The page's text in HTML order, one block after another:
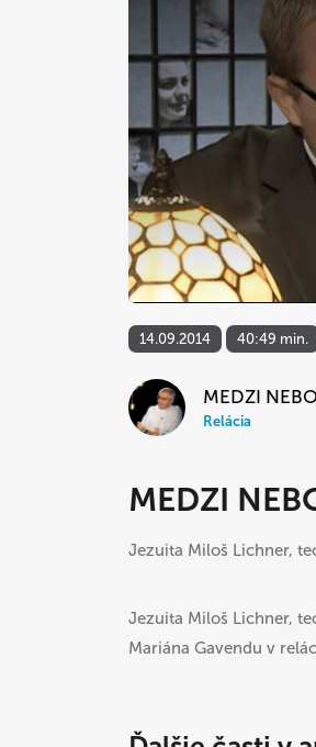
14.09.2014 40:49 min.
MEDZI
Relácia
MEDZI
Jezuita Miloš Lichner,
Jezuita Miloš Lichner,
Mariána Gavendu v